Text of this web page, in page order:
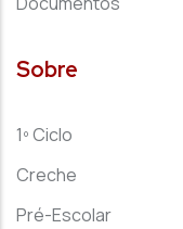
Sobre
1º Ciclo
Creche
Pré-Escolar